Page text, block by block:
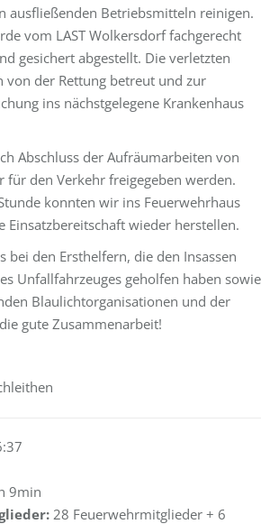
ausfließenden Betriebsmitteln reinigen.
vom LAST Wolkersdorf fachgerecht
gesichert abgestellt. Die verletzten
von der Rettung betreut und zur
ins nächstgelegene Krankenhaus
Abschluss der Aufräumarbeiten von
für den Verkehr freigegeben werden.
konnten wir ins Feuerwehrhaus
Einsatzbereitschaft wieder herstellen.
bei den Ersthelfern, die den Insassen
Unfallfahrzeuges geholfen haben sowie
Blaulichtorganisationen und der
gute Zusammenarbeit!
9min
28 Feuerwehrmitglieder + 6